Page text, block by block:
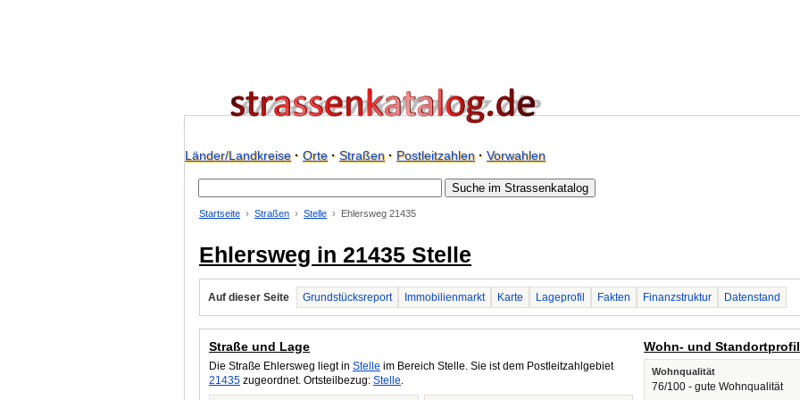
Länder/Landkreise· Orte· Straßen· Postleitzahlen· Vorwahlen
Startseite Straßen Stelle Ehlersweg 21435
Ehlersweg in 21435 Stelle
Auf dieser Seite Grundstücksreport Immobilienmarkt Karte Lageprofil Fakten Finanzstruktur Datenstand
Straße und Lage
Die Straße Ehlersweg liegt in Stelle im Bereich Stelle. Sie ist dem Postleitzahlgebiet
21435 zugeordnet. Ortsteilbezug: Stelle.
Wohn- und Standortprofil
Wohnqualität
76/100 - gute Wohnqualität